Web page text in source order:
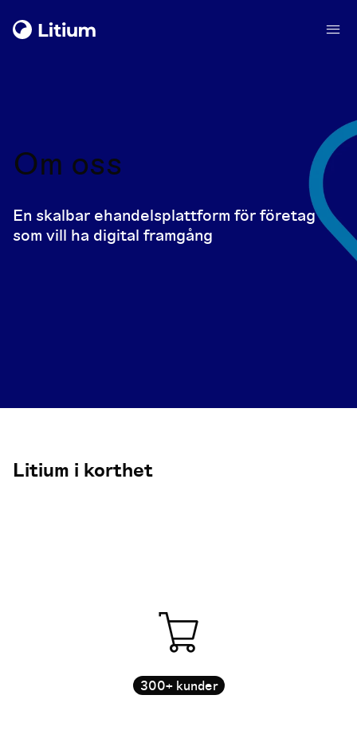
Om oss
En skalbar ehandelsplattform för företag
som vill ha digital framgång
Litium i korthet
300+ kunder